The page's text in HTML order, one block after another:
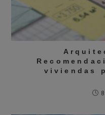
viviendas